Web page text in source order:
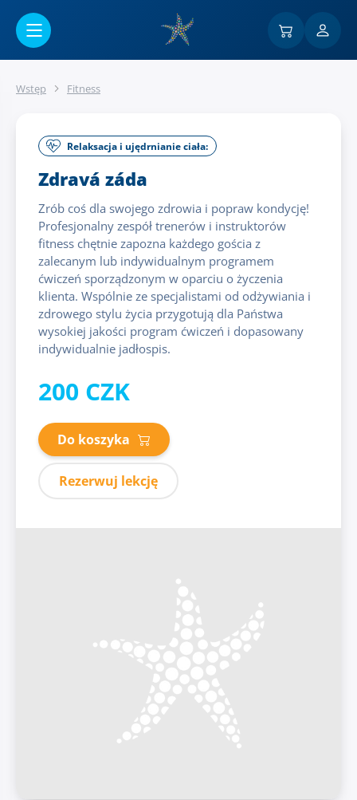
Wstęp Fitness
Relaksacja i ujędrnianie ciała:
Zdravá záda
Zrób coś dla swojego zdrowia i popraw kondycję!
Profesjonalny zespół trenerów i instruktorów
fitness chętnie zapozna każdego gościa z
zalecanym lub indywidualnym programem
ćwiczeń sporządzonym w oparciu o życzenia
klienta. Wspólnie ze specjalistami od odżywiania i
zdrowego stylu życia przygotują dla Państwa
wysokiej jakości program ćwiczeń i dopasowany
indywidualnie jadłospis.
200 CZK
Do koszyka
Rezerwuj lekcję